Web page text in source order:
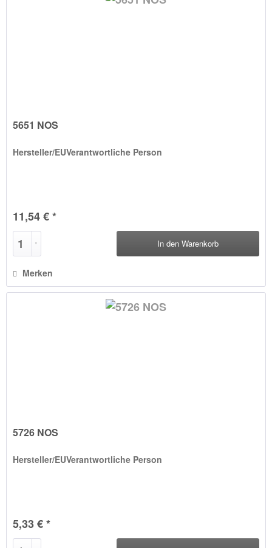
5651 NOS
Hersteller/EUVerantwortliche Person
11,54 € *
In den Warenkorb
Merken
5726 NOS
Hersteller/EUVerantwortliche Person
5,33 € *